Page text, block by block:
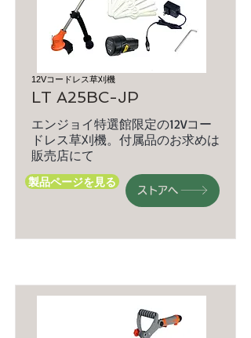
12Vコードレス草刈機
LT A25BC-JP
エンジョイ特選館限定の12Vコー
ドレス草刈機。付属品のお求めは
販売店にて
製品ページを見る
ストアへ